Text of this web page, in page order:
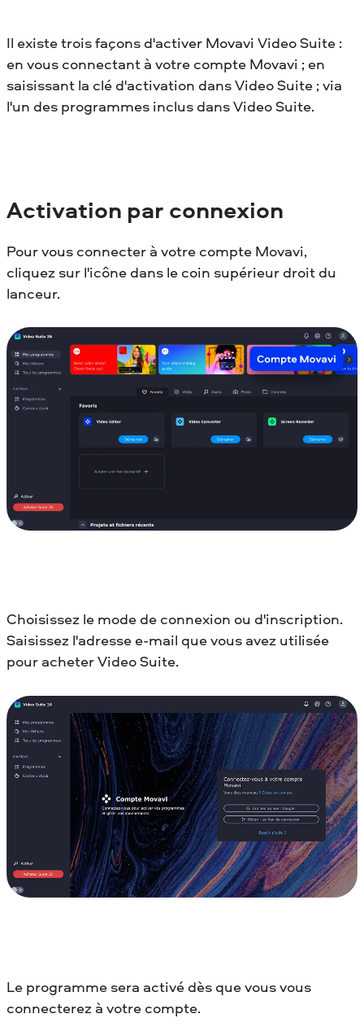
Il existe trois façons d'activer Movavi Video Suite :
en vous connectant à votre compte Movavi ; en
saisissant la clé d'activation dans Video Suite ; via
l'un des programmes inclus dans Video Suite.
Activation par connexion
Pour vous connecter à votre compte Movavi,
cliquez sur l'icône dans le coin supérieur droit du
lanceur.
Choisissez le mode de connexion ou d'inscription.
Saisissez l'adresse e-mail que vous avez utilisée
pour acheter Video Suite.
Le programme sera activé dès que vous vous
connecterez à votre compte.